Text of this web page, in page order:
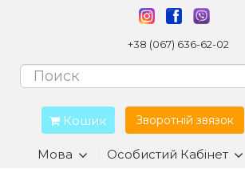
+38 (067) 636-62-02
Кошик Зворотній звязок
Мова Особистий Кабінет